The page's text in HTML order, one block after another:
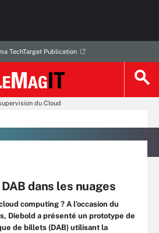
TechTarget Publication
du Cloud
dans les nuages
computing ? A l’occasion du
Diebold a présenté un prototype de
de billets (DAB) utilisant la